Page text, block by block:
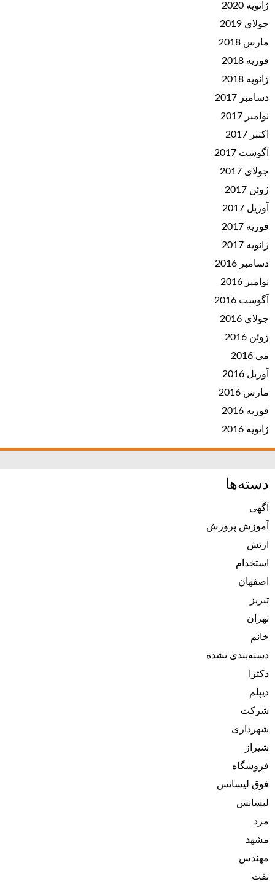
ژانویه 2020
جولای 2019
مارس 2018
فوریه 2018
ژانویه 2018
دسامبر 2017
نوامبر 2017
اکتبر 2017
آگوست 2017
جولای 2017
ژوئن 2017
آوریل 2017
فوریه 2017
ژانویه 2017
دسامبر 2016
نوامبر 2016
آگوست 2016
جولای 2016
ژوئن 2016
می 2016
آوریل 2016
مارس 2016
فوریه 2016
ژانویه 2016
دسته‌ها
آگهی
آموزش پرورش
ارتش
استخدام
اصفهان
تبریز
تهران
خانم
دسته‌بندی نشده
دکترا
دیپلم
شرکت
شهرداری
شیراز
فروشگاه
فوق لیسانس
لیسانس
مرد
مشهد
مهندس
نفت